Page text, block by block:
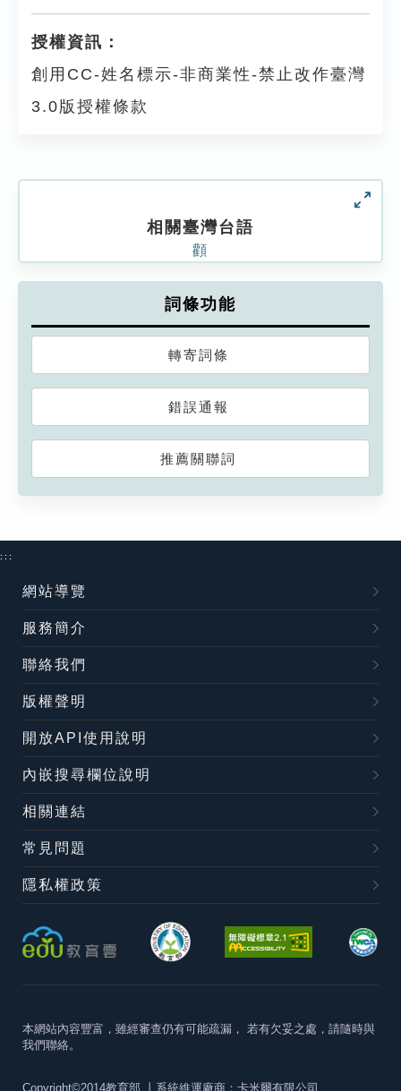
授權資訊：
創用CC-姓名標示-非商業性-禁止改作臺灣
3.0版授權條款
相關臺灣台語
顴
詞條功能
轉寄詞條
錯誤通報
推薦關聯詞
:::
網站導覽
服務簡介
聯絡我們
版權聲明
開放API使用說明
內嵌搜尋欄位說明
相關連結
常見問題
隱私權政策
本網站內容豐富，雖經審查仍有可能疏漏， 若有欠妥之處，請隨時與
我們聯絡。
Copyright©2014教育部 丨系統維運廠商：卡米爾有限公司